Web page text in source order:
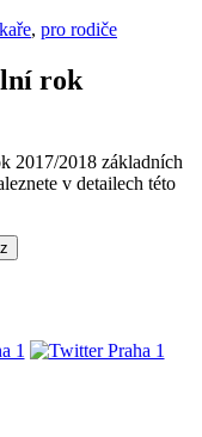
, pro rodiče
rok
2017/2018 základních
v detailech této